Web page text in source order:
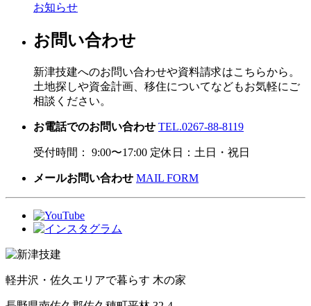
お知らせ
お問い合わせ
新津技建へのお問い合わせや資料請求はこちらから。
土地探しや資金計画、移住についてなどもお気軽にご
相談ください。
お電話でのお問い合わせ TEL.0267-88-8119
受付時間： 9:00〜17:00 定休日：土日・祝日
メールお問い合わせ MAIL FORM
軽井沢・佐久エリアで暮らす 木の家